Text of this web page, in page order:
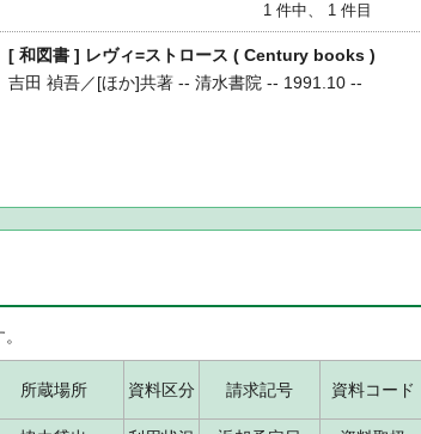
1 件中、 1 件目
[ 和図書 ] レヴィ=ストロース ( Century books )
吉田 禎吾／[ほか]共著 -- 清水書院 -- 1991.10 --
所蔵場所 資料区分 請求記号 資料コード